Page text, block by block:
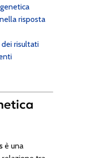
risposta
risultati
è una